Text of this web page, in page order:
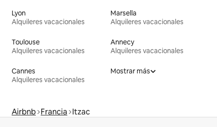
Lyon
Alquileres vacacionales
Marsella
Alquileres vacacionales
Toulouse
Alquileres vacacionales
Annecy
Alquileres vacacionales
Cannes
Alquileres vacacionales
Mostrar más
Airbnb Francia Itzac